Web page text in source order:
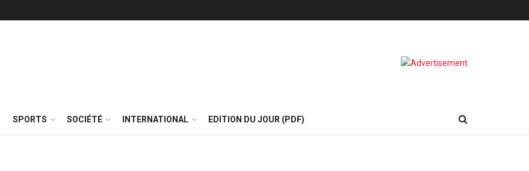
SPORTS SOCIÉTÉ INTERNATIONAL EDITION DU JOUR (PDF)